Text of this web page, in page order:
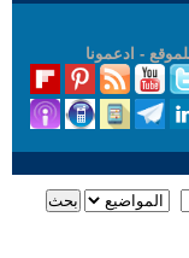
- ادعمونا